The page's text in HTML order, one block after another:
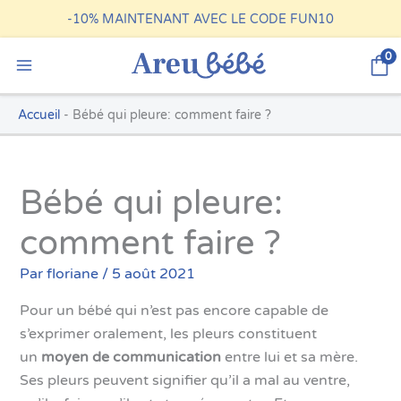
au
contenu
-10% MAINTENANT AVEC LE CODE FUN10
0
Accueil - Bébé qui pleure: comment faire ?
Bébé qui pleure:
comment faire ?
Par floriane / 5 août 2021
Pour un bébé qui n’est pas encore capable de
s’exprimer oralement, les pleurs constituent
un moyen de communicationentre lui et sa mère.
Ses pleurs peuvent signifier qu’il a mal au ventre,